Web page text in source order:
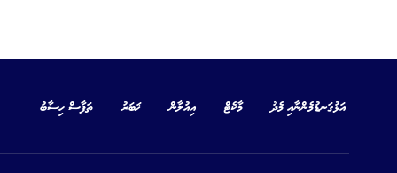
އަޅުގަނޑުމެންނާއި މެދު މާކެޓް އިއުލާން ޚަބަރު ތަފާސް ހިސާބު